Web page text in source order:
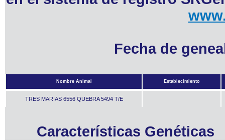
Fecha de
Nombre Animal Establecimiento
TRES MARIAS 6556 QUEBRA 5494 T/E
Características Genéticas